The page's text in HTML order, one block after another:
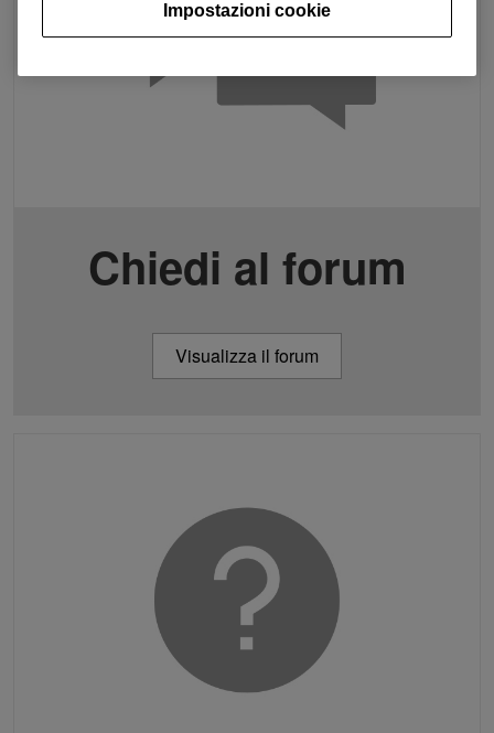
Chiedi al forum
Visualizza il forum
Impostazioni cookie